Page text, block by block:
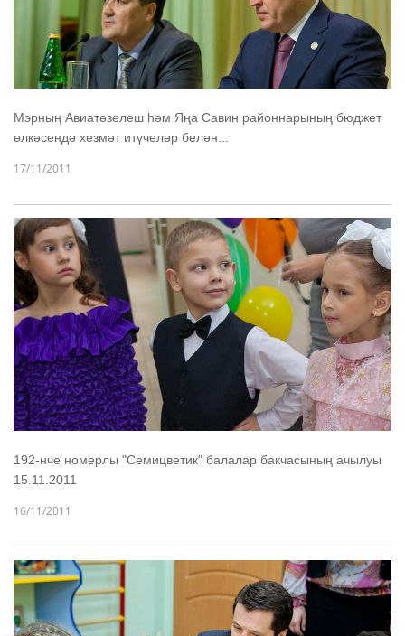
Мэрның Авиатөзелеш һәм Яңа Савин районнарының бюджет
өлкәсендә хезмәт итүчеләр белән...
17/11/2011
192-нче номерлы "Семицветик" балалар бакчасының ачылуы
15.11.2011
16/11/2011